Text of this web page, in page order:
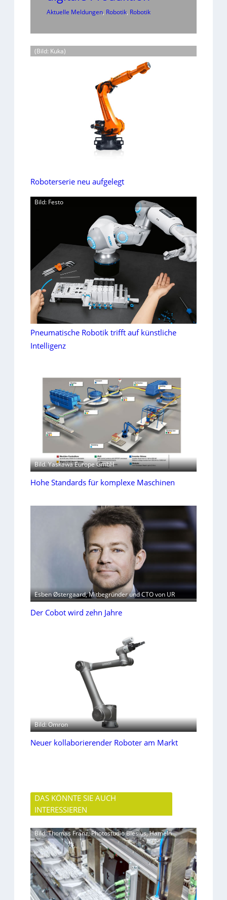
Aktuelle Meldungen, Robotik, Robotik
(Bild: Kuka)
Roboterserie neu aufgelegt
Bild: Festo
Pneumatische Robotik trifft auf künstliche
Intelligenz
Bild. Yaskawa Europe GmbH
Hohe Standards für komplexe Maschinen
Esben Østergaard, Mitbegründer und CTO von UR
Der Cobot wird zehn Jahre
Bild: Omron
Neuer kollaborierender Roboter am Markt
DAS KÖNNTE SIE AUCH
INTERESSIEREN
Bild: Thomas Franz, Photostudio Blesius, Hameln